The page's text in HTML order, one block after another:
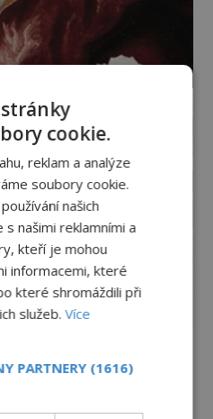
tajemné snímky
cookie.
reklam a analýze
soubory cookie.
našich
našimi reklamními a
kteří je mohou
informacemi, které
které shromáždili při
služeb.Více
PARTNERY (1616)